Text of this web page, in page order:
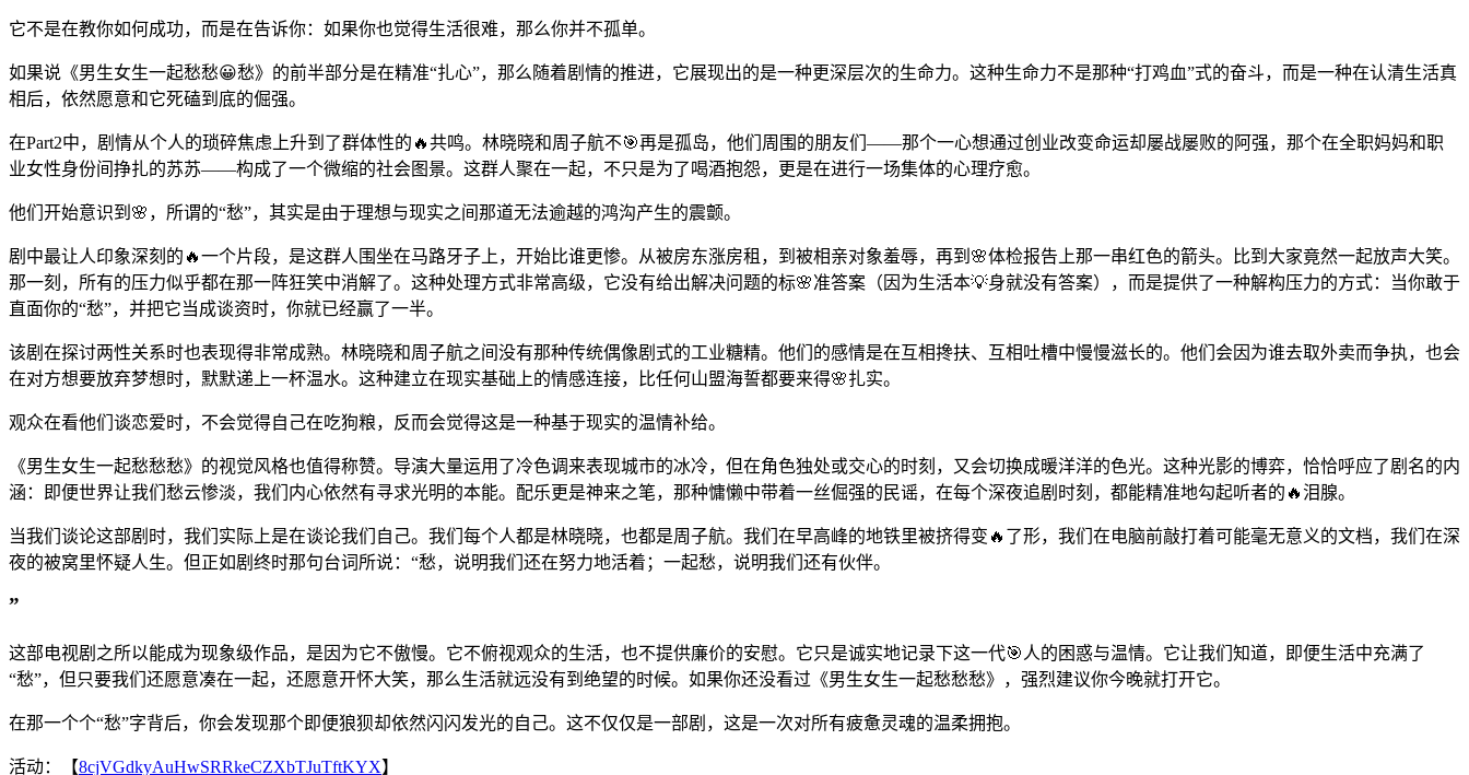
它不是在教你如何成功，而是在告诉你：如果你也觉得生活很难，那么你并不孤单。
如果说《男生女生一起愁愁😀愁》的前半部分是在精准“扎心”，那么随着剧情的推进，它展现出的是一种更深层次的生命力。这种生命力不是那种“打鸡血”式的奋斗，而是一种在认清生活真
相后，依然愿意和它死磕到底的倔强。
在Part2中，剧情从个人的琐碎焦虑上升到了群体性的🔥共鸣。林晓晓和周子航不🎯再是孤岛，他们周围的朋友们——那个一心想通过创业改变命运却屡战屡败的阿强，那个在全职妈妈和职
业女性身份间挣扎的苏苏——构成了一个微缩的社会图景。这群人聚在一起，不只是为了喝酒抱怨，更是在进行一场集体的心理疗愈。
他们开始意识到🌸，所谓的“愁”，其实是由于理想与现实之间那道无法逾越的鸿沟产生的震颤。
剧中最让人印象深刻的🔥一个片段，是这群人围坐在马路牙子上，开始比谁更惨。从被房东涨房租，到被相亲对象羞辱，再到🌸体检报告上那一串红色的箭头。比到大家竟然一起放声大笑。
那一刻，所有的压力似乎都在那一阵狂笑中消解了。这种处理方式非常高级，它没有给出解决问题的标🌸准答案（因为生活本💡身就没有答案），而是提供了一种解构压力的方式：当你敢于
直面你的“愁”，并把它当成谈资时，你就已经赢了一半。
该剧在探讨两性关系时也表现得非常成熟。林晓晓和周子航之间没有那种传统偶像剧式的工业糖精。他们的感情是在互相搀扶、互相吐槽中慢慢滋长的。他们会因为谁去取外卖而争执，也会
在对方想要放弃梦想时，默默递上一杯温水。这种建立在现实基础上的情感连接，比任何山盟海誓都要来得🌸扎实。
观众在看他们谈恋爱时，不会觉得自己在吃狗粮，反而会觉得这是一种基于现实的温情补给。
《男生女生一起愁愁愁》的视觉风格也值得称赞。导演大量运用了冷色调来表现城市的冰冷，但在角色独处或交心的时刻，又会切换成暖洋洋的色光。这种光影的博弈，恰恰呼应了剧名的内
涵：即便世界让我们愁云惨淡，我们内心依然有寻求光明的本能。配乐更是神来之笔，那种慵懒中带着一丝倔强的民谣，在每个深夜追剧时刻，都能精准地勾起听者的🔥泪腺。
当我们谈论这部剧时，我们实际上是在谈论我们自己。我们每个人都是林晓晓，也都是周子航。我们在早高峰的地铁里被挤得变🔥了形，我们在电脑前敲打着可能毫无意义的文档，我们在深
夜的被窝里怀疑人生。但正如剧终时那句台词所说：“愁，说明我们还在努力地活着；一起愁，说明我们还有伙伴。
”
这部电视剧之所以能成为现象级作品，是因为它不傲慢。它不俯视观众的生活，也不提供廉价的安慰。它只是诚实地记录下这一代🎯人的困惑与温情。它让我们知道，即便生活中充满了
“愁”，但只要我们还愿意凑在一起，还愿意开怀大笑，那么生活就远没有到绝望的时候。如果你还没看过《男生女生一起愁愁愁》，强烈建议你今晚就打开它。
在那一个个“愁”字背后，你会发现那个即便狼狈却依然闪闪发光的自己。这不仅仅是一部剧，这是一次对所有疲惫灵魂的温柔拥抱。
活动：【8cjVGdkyAuHwSRRkeCZXbTJuTftKYX】